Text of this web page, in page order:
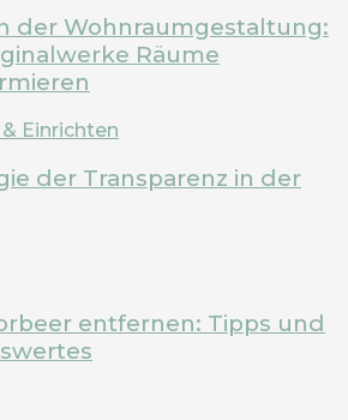
der Wohnraumgestaltung:
Räume
Einrichten
der Transparenz in der
entfernen: Tipps und